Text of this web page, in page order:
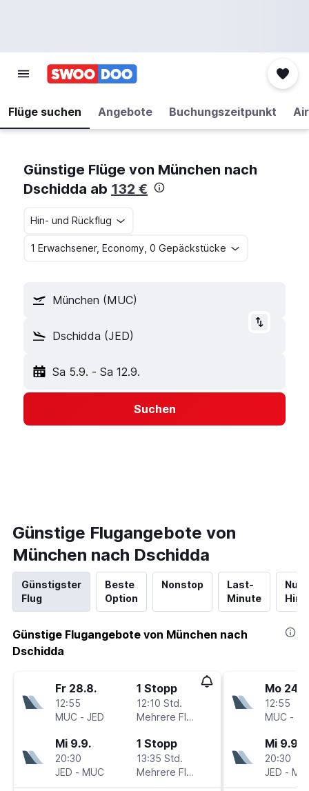
Flüge suchen Angebote Buchungszeitpunkt
Günstige Flüge von München nach
Dschidda ab 132 €
Hin- und Rückflug
1 Erwachsener, Economy, 0 Gepäckstücke
München (MUC)
Dschidda (JED)
Sa 5.9. - Sa 12.9.
Suchen
Günstige Flugangebote von
München nach Dschidda
Günstigster
Flug
Beste
Option
Nonstop
Last-
Minute
Nur
Günstige Flugangebote von München nach
Dschidda
Fr 28.8.
12:55
MUC - JED
1 Stopp
12:10 Std.
Mehrere Fluglinien
Mi 9.9.
20:30
JED - MUC
1 Stopp
13:35 Std.
Mehrere Fluglinien
Mo
12:55
MUC -
Mi 9.9.
20:30
JED -